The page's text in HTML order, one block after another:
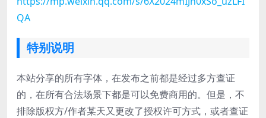
QA
特别说明
本站分享的所有字体，在发布之前都是经过多方查证
的，在所有合法场景下都是可以免费商用的。但是，不
排除版权方/作者某天又更改了授权许可方式，或者查证